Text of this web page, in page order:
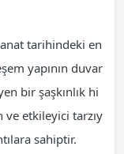
tarihindeki en
yapının duvar
bir şaşkınlık hi
ve etkileyici tarzıy
sahiptir.